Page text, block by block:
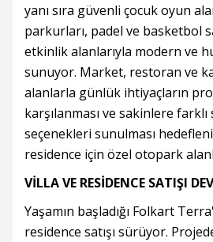
yanı sıra güvenli çocuk oyun
parkurları, padel ve basketbol
etkinlik alanlarıyla modern ve
sunuyor. Market, restoran ve
alanlarla günlük ihtiyaçların
karşılanması ve sakinlere
seçenekleri sunulması
residence için özel otopark
VİLLA VE RESİDENCE SATIŞI
Yaşamın başladığı Folkart
residence satışı sürüyor.